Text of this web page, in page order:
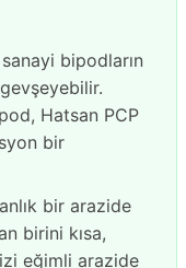
bipodların
Hatsan PCP
bir
bir arazide
birini kısa,
eğimli arazide